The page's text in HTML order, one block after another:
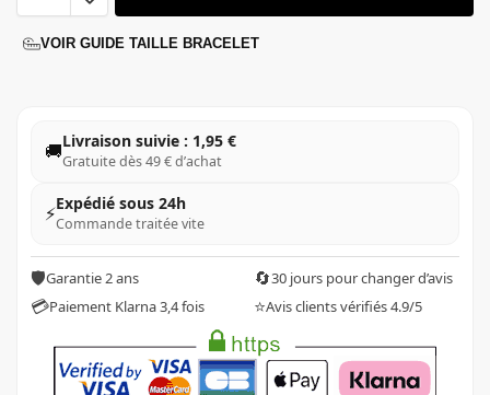
VOIR GUIDE TAILLE BRACELET
🚚Livraison suivie : 1,95 €
Gratuite dès 49 € d’achat
⚡Expédié sous 24h
Commande traitée vite
🛡️Garantie 2 ans 🔄30 jours pour changer d’avis
💳Paiement Klarna 3,4 fois ⭐Avis clients vérifiés 4.9/5